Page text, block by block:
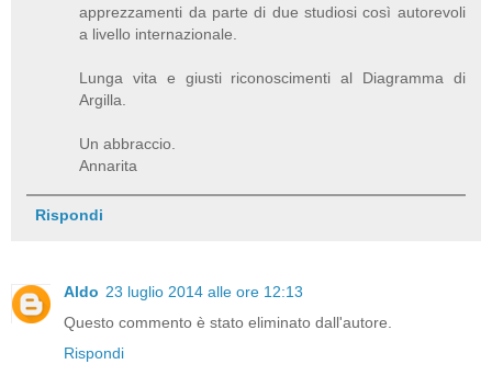
apprezzamenti da parte di due studiosi così autorevoli
a livello internazionale.
Lunga vita e giusti riconoscimenti al Diagramma di
Argilla.
Un abbraccio.
Annarita
Rispondi
Aldo 23 luglio 2014 alle ore 12:13
Questo commento è stato eliminato dall'autore.
Rispondi